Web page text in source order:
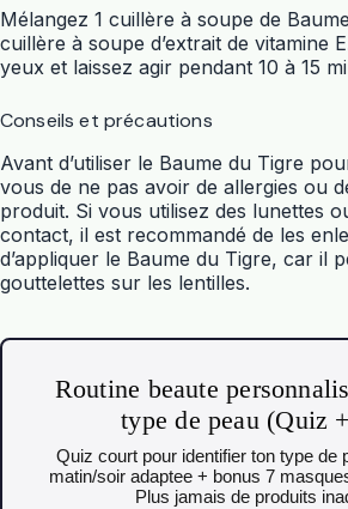
Mélangez 1 cuillère à soupe de
cuillère à soupe d’extrait de vitamine
yeux et laissez agir pendant 10 à 15
Conseils et précautions
Avant d’utiliser le Baume du Tigre
vous de ne pas avoir de allergies ou
produit. Si vous utilisez des lunettes
contact, il est recommandé de les
d’appliquer le Baume du Tigre, car il
gouttelettes sur les lentilles.
Routine beaute
type de peau (Quiz
Quiz court pour identifier ton type de
matin/soir adaptee + bonus 7
Plus jamais de produits